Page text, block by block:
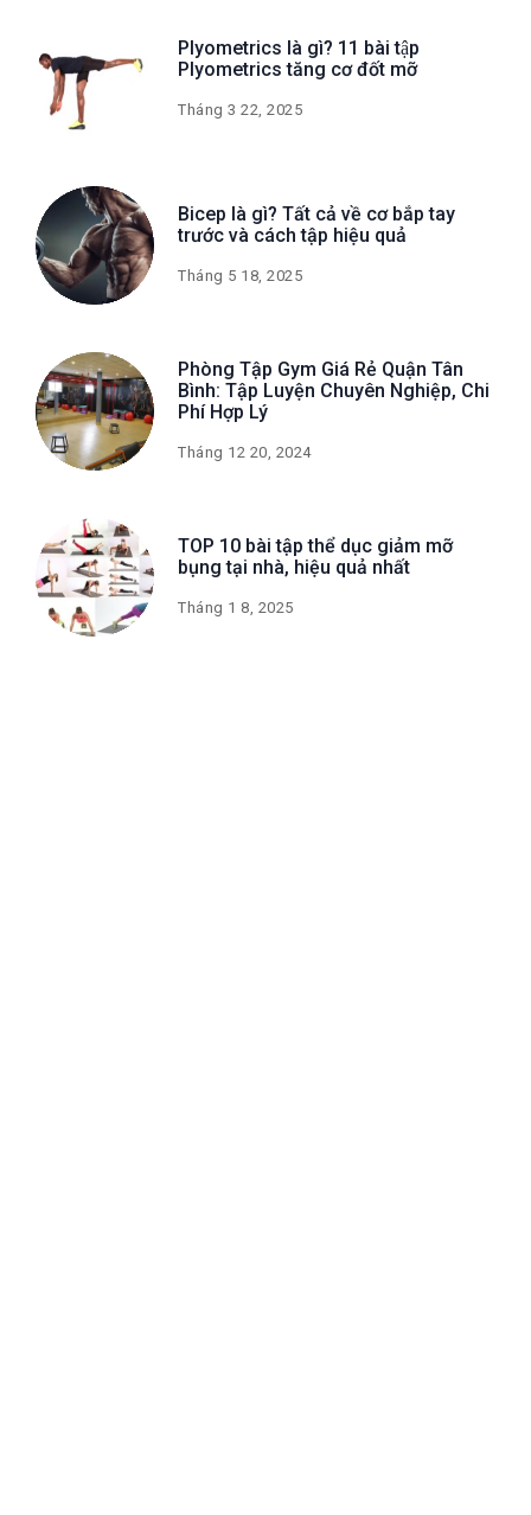
Plyometrics là gì? 11 bài tập
Plyometrics tăng cơ đốt mỡ
Tháng 3 22, 2025
Bicep là gì? Tất cả về cơ bắp tay
trước và cách tập hiệu quả
Tháng 5 18, 2025
Phòng Tập Gym Giá Rẻ Quận Tân
Bình: Tập Luyện Chuyên Nghiệp, Chi
Phí Hợp Lý
Tháng 12 20, 2024
TOP 10 bài tập thể dục giảm mỡ
bụng tại nhà, hiệu quả nhất
Tháng 1 8, 2025